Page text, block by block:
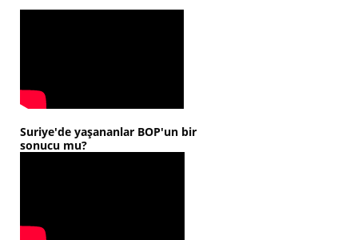
Suriye'de yaşananlar BOP'un bir
sonucu mu?